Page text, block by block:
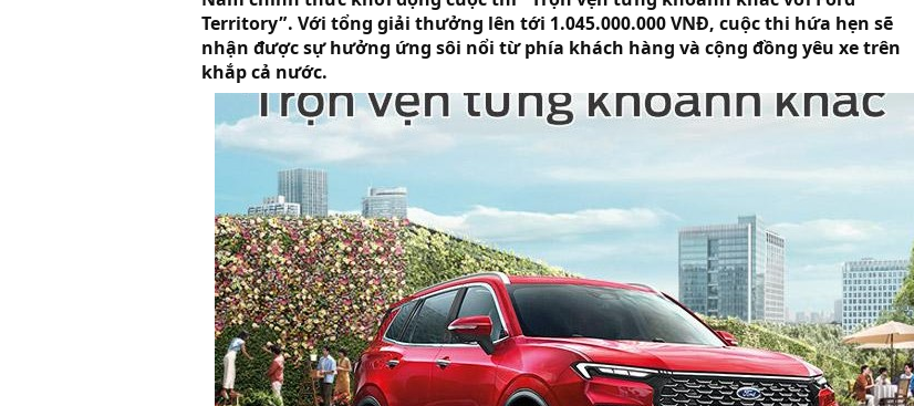
Territory”. Với tổng giải thưởng lên tới 1.045.000.000 VNĐ, cuộc thi hứa hẹn sẽ
nhận được sự hưởng ứng sôi nổi từ phía khách hàng và cộng đồng yêu xe trên
khắp cả nước.